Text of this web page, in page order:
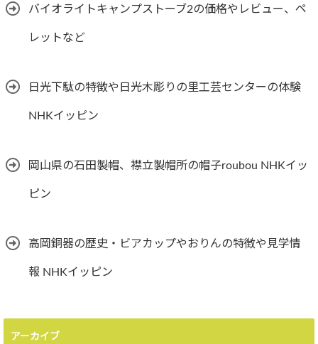
バイオライトキャンプストーブ2の価格やレビュー、ペ
レットなど
日光下駄の特徴や日光木彫りの里工芸センターの体験
NHKイッピン
岡山県の石田製帽、襟立製帽所の帽子roubou NHKイッ
ピン
高岡銅器の歴史・ビアカップやおりんの特徴や見学情
報 NHKイッピン
アーカイブ